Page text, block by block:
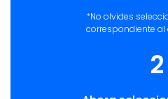
*No olvides
correspondiente
2